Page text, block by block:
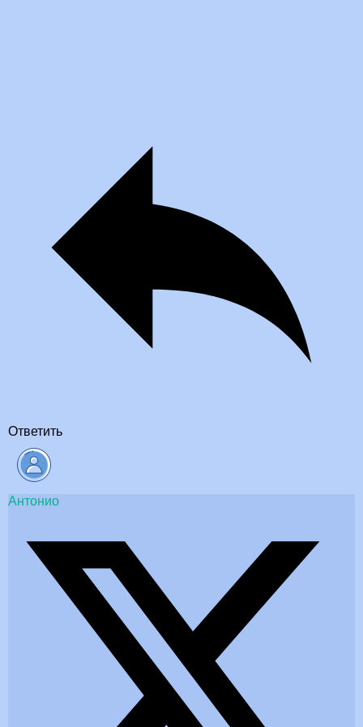
Ответить
Антонио